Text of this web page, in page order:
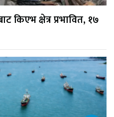
किएभ क्षेत्र प्रभावित, १७